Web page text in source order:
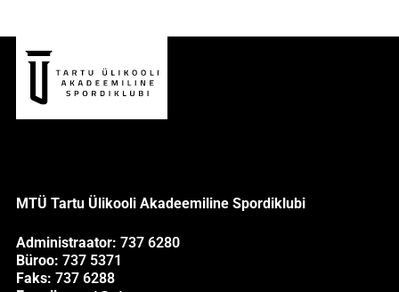
MTÜ Tartu Ülikooli Akadeemiline Spordiklubi
Administraator: 737 6280
Büroo: 737 5371
Faks: 737 6288